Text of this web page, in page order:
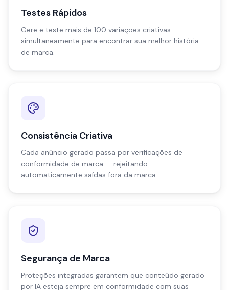
Testes Rápidos
Gere e teste mais de 100 variações criativas
simultaneamente para encontrar sua melhor história
de marca.
Consistência Criativa
Cada anúncio gerado passa por verificações de
conformidade de marca — rejeitando
automaticamente saídas fora da marca.
Segurança de Marca
Proteções integradas garantem que conteúdo gerado
por IA esteja sempre em conformidade com suas